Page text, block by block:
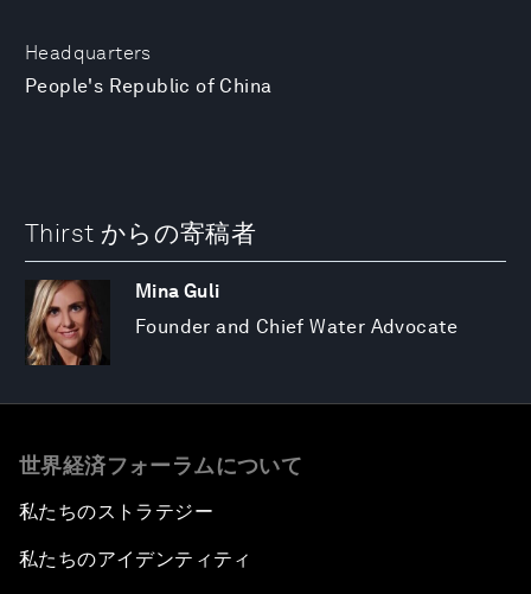
Headquarters
People's Republic of China
Thirst からの寄稿者
Mina Guli
Founder and Chief Water Advocate
世界経済フォーラムについて
私たちのストラテジー
私たちのアイデンティティ